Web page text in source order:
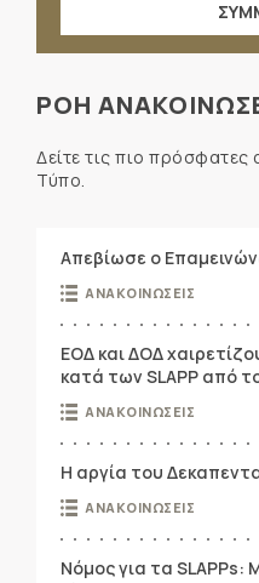
ΡΟΗ
Δείτε τις πιο πρόσφατες
Τύπο.
Απεβίωσε ο
ΑΝΑΚΟΙΝΩΣΕΙΣ
ΕΟΔ και ΔΟΔ
κατά των SLAPP από
ΑΝΑΚΟΙΝΩΣΕΙΣ
Η αργία του
ΑΝΑΚΟΙΝΩΣΕΙΣ
Νόμος για τα SLAPPs: